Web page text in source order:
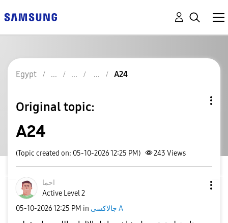
Egypt A24
Original topic:
A24
(Topic created on: 05-10-2026 12:25 PM) 243 Views
احما
Active Level 2
‎05-10-202612:25 PM in جالاكسى A